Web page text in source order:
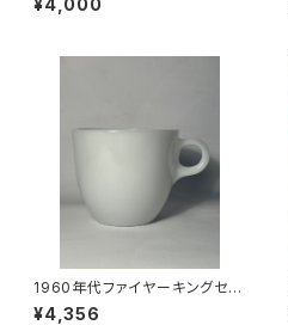
¥4,000
1960年代ファイヤーキングセン
トデニスカップ
¥4,356